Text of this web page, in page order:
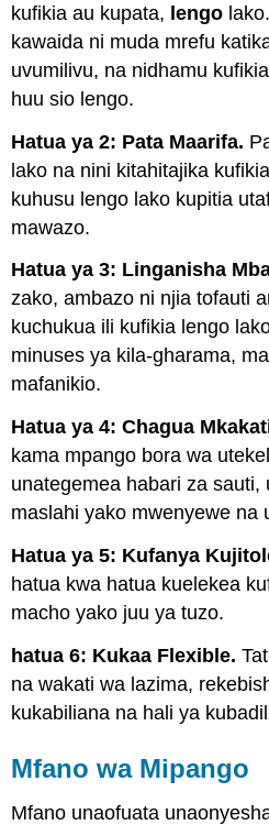
kufikia au kupata, lengo
kawaida ni muda mrefu
uvumilivu, na nidhamu
huu sio lengo.
Hatua ya 2: Pata Maarifa.
lako na nini kitahitajika
kuhusu lengo lako kupitia
mawazo.
Hatua ya 3: Linganisha
zako, ambazo ni njia tofauti
kuchukua ili kufikia lengo
minuses ya kila-gharama,
mafanikio.
Hatua ya 4: Chagua
kama mpango bora wa
unategemea habari za
maslahi yako mwenyewe na
Hatua ya 5: Kufanya
hatua kwa hatua kuelekea
macho yako juu ya tuzo.
hatua 6: Kukaa Flexible.
na wakati wa lazima,
kukabiliana na hali ya
Mfano wa Mipango
Mfano unaofuata